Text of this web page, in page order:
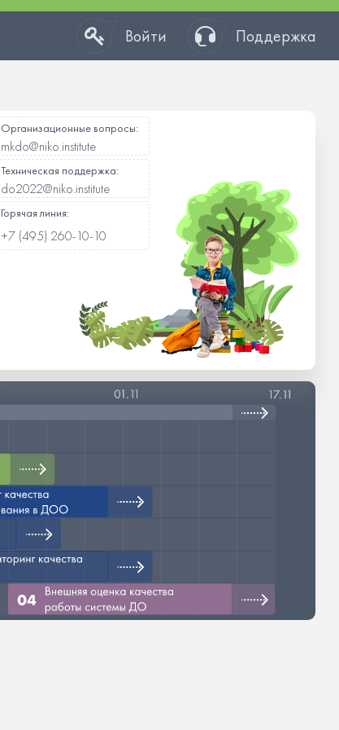
Войти Поддержка
Организационные вопросы:
mkdo@niko.institute
Техническая поддержка:
do2022@niko.institute
Горячая линия:
+7 (495) 260-10-10